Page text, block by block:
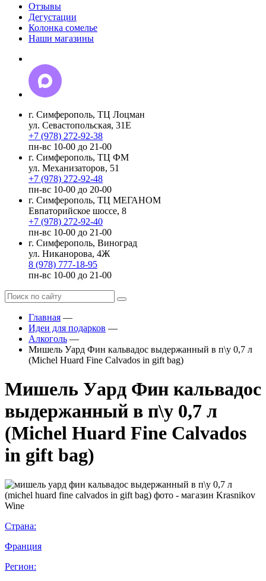
Отзывы
Дегустации
Колонка сомелье
Наши магазины
г. Симферополь, ТЦ Лоцман
ул. Севастопольская, 31Е
+7 (978) 272-92-38
пн-вс 10-00 до 21-00
г. Симферополь, ТЦ ФМ
ул. Механизаторов, 51
+7 (978) 272-92-48
пн-вс 10-00 до 20-00
г. Симферополь, ТЦ МЕГАНОМ
Евпаторийское шоссе, 8
+7 (978) 272-92-40
пн-вс 10-00 до 21-00
г. Симферополь, Виноград
ул. Никанорова, 4Ж
8 (978) 777-18-95
пн-вс 10-00 до 21-00
Главная —
Идеи для подарков —
Алкоголь —
Мишель Уард Фин кальвадос выдержанный в п\у 0,7 л
(Michel Huard Fine Calvados in gift bag)
Мишель Уард Фин кальвадос
выдержанный в п\у 0,7 л
(Michel Huard Fine Calvados
in gift bag)
Страна:
Франция
Регион: